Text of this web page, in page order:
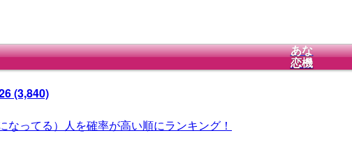
あな
恋機
(3,840)
ってる）人を確率が高い順にランキング！